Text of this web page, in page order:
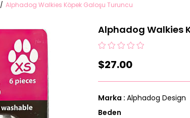
Alphadog Walkies Köpek Galoşu Turuncu
Alphadog Walkies
$27.00
Marka : Alphadog Design
Beden